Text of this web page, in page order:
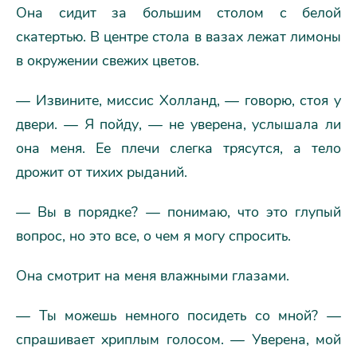
Она сидит за большим столом с белой
скатертью. В центре стола в вазах лежат лимоны
в окружении свежих цветов.
— Извините, миссис Холланд, — говорю, стоя у
двери. — Я пойду, — не уверена, услышала ли
она меня. Ее плечи слегка трясутся, а тело
дрожит от тихих рыданий.
— Вы в порядке? — понимаю, что это глупый
вопрос, но это все, о чем я могу спросить.
Она смотрит на меня влажными глазами.
— Ты можешь немного посидеть со мной? —
спрашивает хриплым голосом. — Уверена, мой